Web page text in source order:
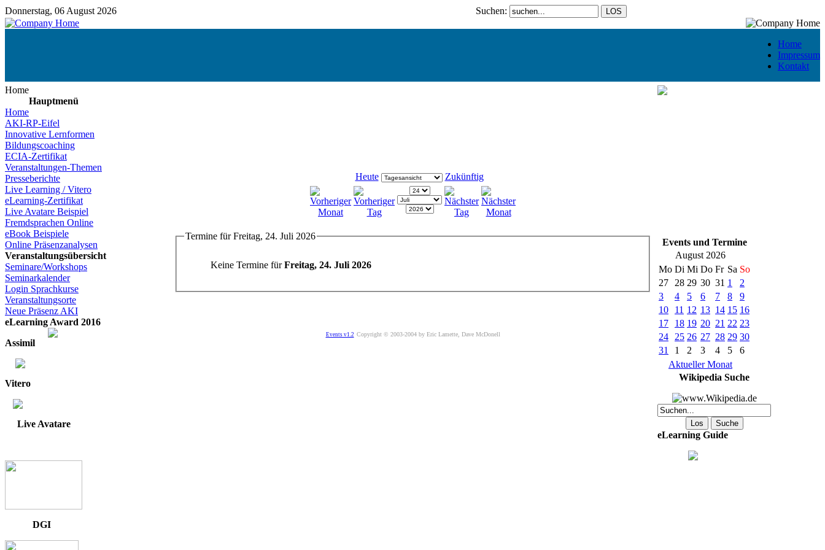
Donnerstag, 06 August 2026 Suchen:
Home
Impressum
Kontakt
Home
Hauptmenü
Home
AKI-RP-Eifel
Innovative Lernformen
Bildungscoaching
ECIA-Zertifikat
Veranstaltungen-Themen
Presseberichte
Live Learning / Vitero
eLearning-Zertifikat
Live Avatare Beispiel
Fremdsprachen Online
eBook Beispiele
Online Präsenzanalysen
Veranstaltungsübersicht
Seminare/Workshops
Seminarkalender
Login Sprachkurse
Veranstaltungsorte
Neue Präsenz AKI
eLearning Award 2016
Assimil
Vitero
Live Avatare
DGI
Heute Zukünftig
Termine für Freitag, 24. Juli 2026
Keine Termine fürFreitag, 24. Juli 2026
Events v1.2 Copyright © 2003-2004 by Eric Lamette, Dave McDonell
Events und Termine
August 2026
Mo Di Mi Do Fr Sa So
27
28 29 30 31 1
2
3
4 5 6 7 8
9
10
11 12 13 14 15 16
17
18 19 20 21 22 23
24
25 26 27 28 29 30
31
1 2 3 4 5
6
Aktueller Monat
Wikipedia Suche
eLearning Guide